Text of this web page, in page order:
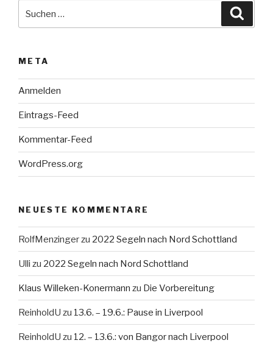
nach:
META
Anmelden
Eintrags-Feed
Kommentar-Feed
WordPress.org
NEUESTE KOMMENTARE
RolfMenzingerzu 2022 Segeln nach Nord Schottland
Ulli zu 2022 Segeln nach Nord Schottland
Klaus Willeken-Konermann zu Die Vorbereitung
ReinholdU zu 13.6. – 19.6.: Pause in Liverpool
ReinholdU zu 12. – 13.6.: von Bangor nach Liverpool